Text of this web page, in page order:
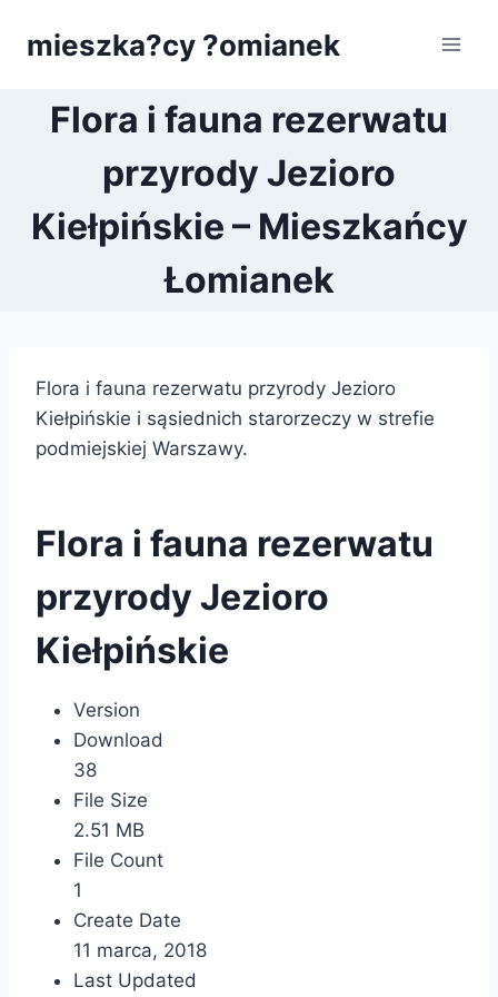
mieszka?cy ?omianek
Flora i fauna rezerwatu
przyrody Jezioro
Kiełpińskie – Mieszkańcy
Łomianek
Flora i fauna rezerwatu przyrody Jezioro
Kiełpińskie i sąsiednich starorzeczy w strefie
podmiejskiej Warszawy.
Flora i fauna rezerwatu
przyrody Jezioro
Kiełpińskie
Version
Download
38
File Size
2.51 MB
File Count
1
Create Date
11 marca, 2018
Last Updated